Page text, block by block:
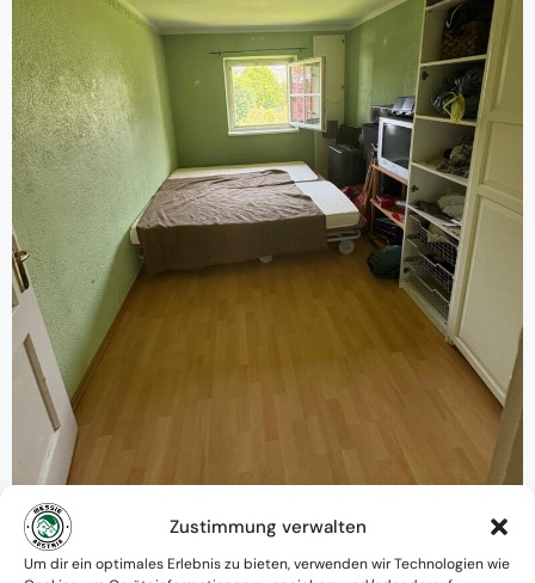
Zustimmung verwalten
Um dir ein optimales Erlebnis zu bieten, verwenden wir Technologien wie
Warum MessieAustria ?